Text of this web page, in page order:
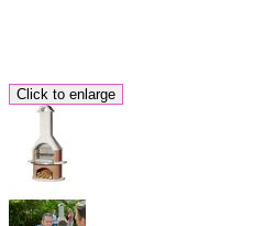
Click to enlarge